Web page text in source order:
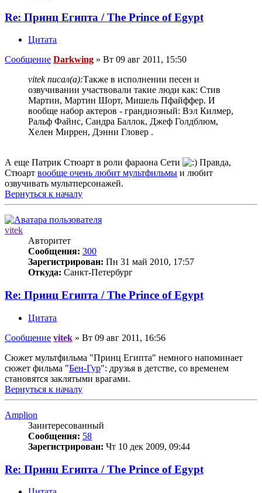
Re: Принц Египта / The Prince of Egypt
Цитата
Сообщение Darkwing » Вт 09 авг 2011, 15:50
vitek писал(а):Также в исполнении песен и
озвучивании участвовали такие люди как: Стив
Мартин, Мартин Шорт, Мишель Пфайффер. И
вообще набор актеров - грандиозный: Вэл Килмер,
Ральф Файнс, Cандра Баллок, Джеф Голдблюм,
Хелен Миррен, Дэнни Гловер .
А еще Патрик Стюарт в роли фараона Сети
Правда,
Стюарт вообще очень любит мультфильмы и любит
озвучивать мультперсонажей.
Вернуться к началу
vitek
Авторитет
Сообщения: 300
Зарегистрирован: Пн 31 май 2010, 17:57
Откуда: Санкт-Петербург
Re: Принц Египта / The Prince of Egypt
Цитата
Сообщение vitek » Вт 09 авг 2011, 16:56
Сюжет мультфильма "Принц Египта" немного напоминает
сюжет фильма "Бен-Гур": друзья в детстве, со временем
становятся заклятыми врагами.
Вернуться к началу
Amplion
Заинтересованный
Сообщения: 58
Зарегистрирован: Чт 10 дек 2009, 09:44
Re: Принц Египта / The Prince of Egypt